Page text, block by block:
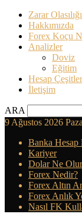
Zarar
Hakkımızda
Forex Koçu
Analizler
Doviz
Eğitim
Hesap
İletişim
ARA
9 Ağustos 2026
Banka
Kariyer
Dolar Ne
Forex Nedir?
Forex Altın
Forex Anlık
Nasıl FK